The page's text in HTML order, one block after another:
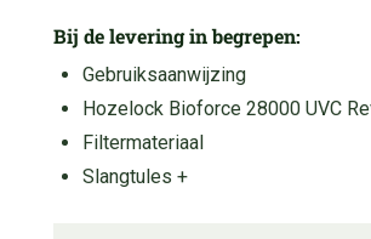
Bij de levering in begrepen:
Gebruiksaanwijzing
Hozelock Bioforce 28000 UVC
Filtermateriaal
Slangtules +